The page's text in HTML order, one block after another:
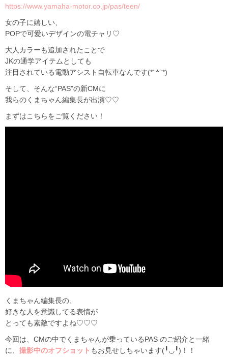
https://www.yamaha-motor.co.jp/pas/teen/
女の子に嬉しい、
POPで可愛いデザインの電チャリ♡
大人カラーも追加されたことで
JKの通学アイテムとしても
注目されている電動アシスト自転車なんです(*´꒳`*)
そして、そんな“PAS”の新CMに
我らのくまちゃん編集長が出演♡♡
まずはこちらをご覧ください！
くまちゃん編集長の、
好きな人を意識してる表情が
とっても素敵ですよね♡♡♡
今回は、CMの中でくまちゃんが乗っているPAS のご紹介と一緒
に、 撮影中のオフショット もお見せしちゃいます(╹◡╹)！！